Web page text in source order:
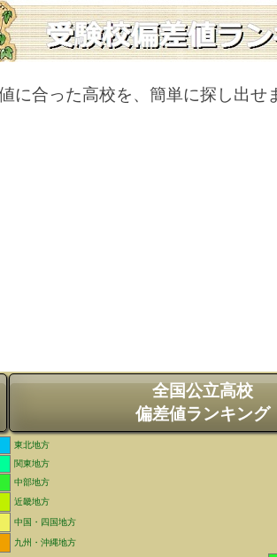
に合った高校を、簡単に探し出せ
全国公立高校
偏差値ランキング
東北地方
関東地方
中部地方
近畿地方
中国・四国地方
九州・沖縄地方